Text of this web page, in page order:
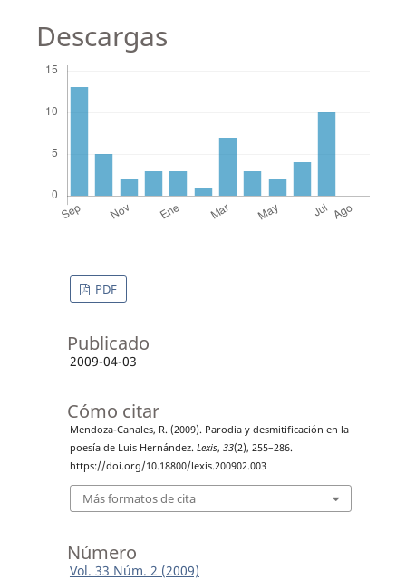
Descargas
PDF
Publicado
2009-04-03
Cómo citar
Mendoza-Canales, R. (2009). Parodia y desmitificación en la
poesía de Luis Hernández. Lexis, 33(2), 255–286.
https://doi.org/10.18800/lexis.200902.003
Más formatos de cita
Número
Vol. 33 Núm. 2 (2009)